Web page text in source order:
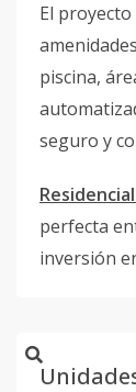
El
piscina,
seguro y
perfecta
inversión